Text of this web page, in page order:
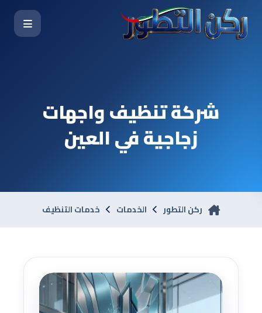
شركة تنظيف واجهات
زجاجية في العين
ركن التطور الخدمات خدمات التنظيف